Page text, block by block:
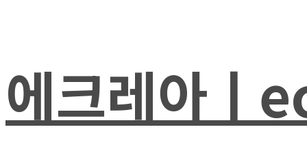
에크레아ㅣ